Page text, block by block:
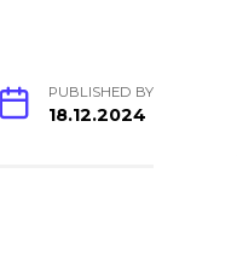
PUBLISHED BY
18.12.2024